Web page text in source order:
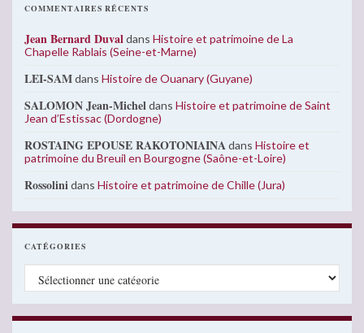
COMMENTAIRES RÉCENTS
Jean Bernard Duvaldans Histoire et patrimoine de La
Chapelle Rablais (Seine-et-Marne)
LEI-SAMdans Histoire de Ouanary (Guyane)
SALOMON Jean-Micheldans Histoire et patrimoine de Saint
Jean d’Estissac (Dordogne)
ROSTAING EPOUSE RAKOTONIAINAdans Histoire et
patrimoine du Breuil en Bourgogne (Saône-et-Loire)
Rossolinidans Histoire et patrimoine de Chille (Jura)
CATÉGORIES
Catégories